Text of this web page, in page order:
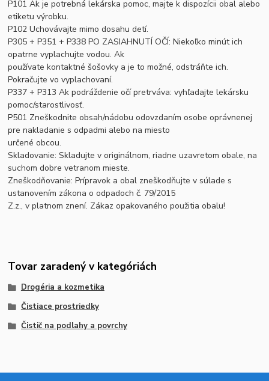
P101 Ak je potrebná lekárska pomoc, majte k dispozícii obal alebo
etiketu výrobku.
P102 Uchovávajte mimo dosahu detí.
P305 + P351 + P338 PO ZASIAHNUTÍ OČÍ: Niekoľko minút ich
opatrne vyplachujte vodou. Ak
používate kontaktné šošovky a je to možné, odstráňte ich.
Pokračujte vo vyplachovaní.
P337 + P313 Ak podráždenie očí pretrváva: vyhľadajte lekársku
pomoc/starostlivosť.
P501 Zneškodnite obsah/nádobu odovzdaním osobe oprávnenej
pre nakladanie s odpadmi alebo na miesto
určené obcou.
Skladovanie: Skladujte v originálnom, riadne uzavretom obale, na
suchom dobre vetranom mieste.
Zneškodňovanie: Prípravok a obal zneškodňujte v súlade s
ustanovením zákona o odpadoch č. 79/2015
Z.z., v platnom znení. Zákaz opakovaného použitia obalu!
Tovar zaradený v kategóriách
Drogéria a kozmetika
Čistiace prostriedky
Čistič na podlahy a povrchy